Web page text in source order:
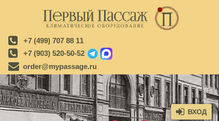
+7 (499) 707 88 11
+7 (903) 520-50-52
order@mypassage.ru
ВХОД